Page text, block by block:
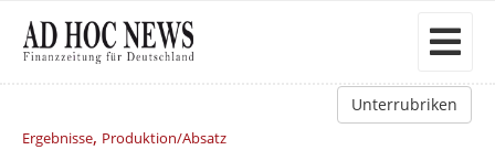
Unterrubriken
Ergebnisse, Produktion/Absatz